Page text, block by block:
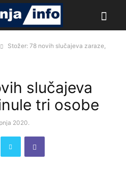
Stožer: 78 novih slučajeva zaraze,
slučajeva
tri osobe
2020.